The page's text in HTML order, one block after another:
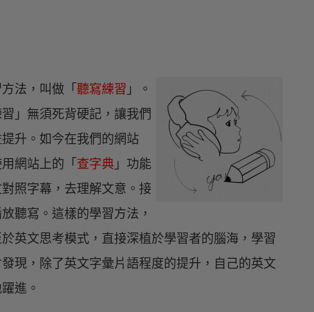
法，叫做「 聽寫練習 」。
」無須死背硬記，讓我們
升。如今在我們的網站
網站上的「 查字典 」功能
照字幕，去理解文意。接
放聽寫。這樣的學習方法，
英文思考模式，直接深植於學習者的腦海，學習
現，除了英文字彙片語程度的提升，自己的英文
進。